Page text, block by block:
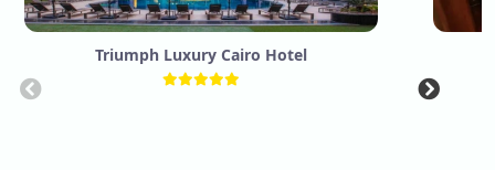
Triumph Luxury Cairo Hotel